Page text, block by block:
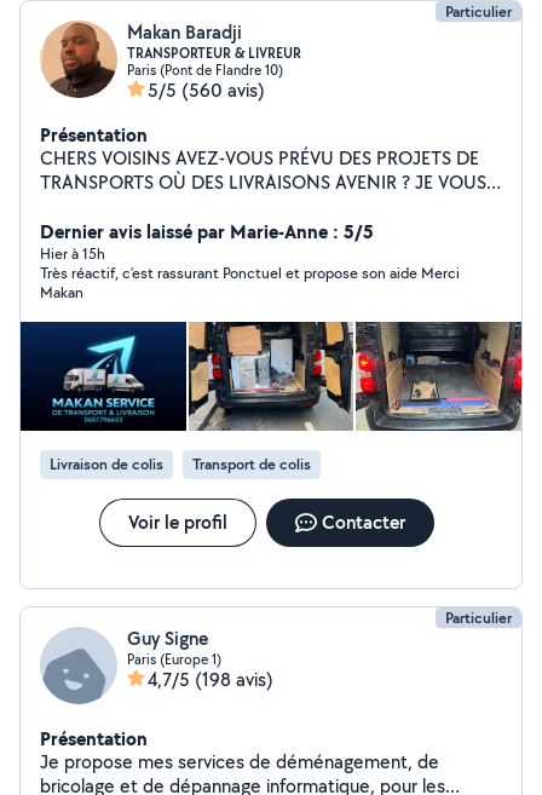
Particulier
Makan Baradji
TRANSPORTEUR & LIVREUR
Paris (Pont de Flandre 10)
5/5 (560 avis)
Présentation
CHERS VOISINS AVEZ-VOUS PRÉVU DES PROJETS DE
TRANSPORTS OÙ DES LIVRAISONS AVENIR ? JE VOUS
PRESTATIONS DE QUALITÉ DISPONIBILITÉ 7j/7j 5h à
21h DES TRANSPORTS & LIVRAISONS ET DES
ENLÈVEMENTS D'ENCOMBRANTS ET DES PETITS
DÉPLACEMENT POUR DES ÉTUDIANTS À DES TARIFS
RAISONNABLES L'OBJECTIF RESTE TOUJOURS AVANT
TOUT RENDRE DES PRESTATIONS DE QUALITÉ EN
S'ENTRAIDANT N'HÉSITE PAS À TENTÉ EXPÉRIENCE EN
FAISANT APPEL À MAIS SERVICES EN CAS DE BESOINS
CORDIALEMENT.
Dernier avis laissé par Marie-Anne : 5/5
Hier à 15h
Très réactif, c’est rassurant Ponctuel et propose son aide Merci
Makan
Livraison de colis Transport de colis
Voir le profil Contacter
Particulier
Guy Signe
Paris (Europe 1)
4,7/5 (198 avis)
Présentation
Je propose mes services de déménagement, de
bricolage et de dépannage informatique, pour les